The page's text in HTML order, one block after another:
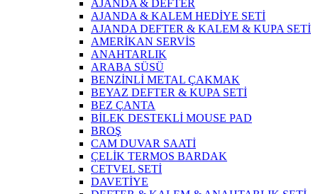
AJANDA & DEFTER
AJANDA & KALEM HEDİYE SETİ
AJANDA DEFTER & KALEM & KUPA SETİ
AMERİKAN SERVİS
ANAHTARLIK
ARABA SÜSÜ
BENZİNLİ METAL ÇAKMAK
BEYAZ DEFTER & KUPA SETİ
BEZ ÇANTA
BİLEK DESTEKLİ MOUSE PAD
BROŞ
CAM DUVAR SAATİ
ÇELİK TERMOS BARDAK
CETVEL SETİ
DAVETİYE